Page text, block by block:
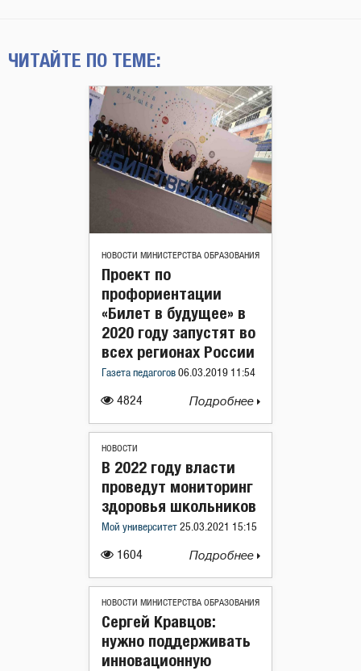
ЧИТАЙТЕ ПО ТЕМЕ:
НОВОСТИ МИНИСТЕРСТВА ОБРАЗОВАНИЯ
4824
Проект по
профориентации
«Билет в будущее» в
2020 году запустят во
всех регионах России
Газета педагогов 06.03.2019 11:54
Подробнее
НОВОСТИ
1604
В 2022 году власти
проведут мониторинг
здоровья школьников
Мой университет 25.03.2021 15:15
Подробнее
НОВОСТИ МИНИСТЕРСТВА ОБРАЗОВАНИЯ
Сергей Кравцов:
нужно поддерживать
инновационную